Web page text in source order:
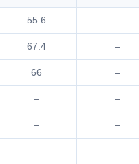
55.6 –
67.4 –
66 –
– –
– –
– –